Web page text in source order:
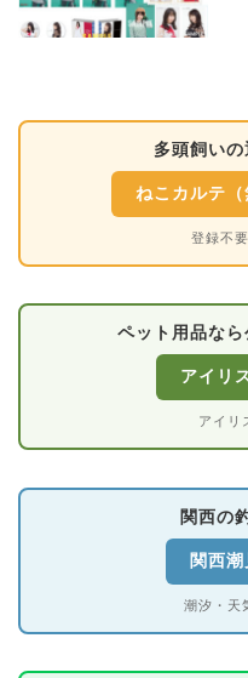
多頭飼い
ねこカルテ（
登録不
ペット用品な
アイリ
アイリ
関西の
関西潮
潮汐・天